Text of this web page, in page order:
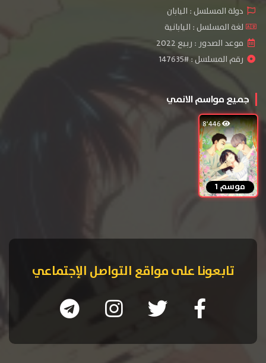
دولة المسلسل : اليابان
لغة المسلسل : اليابانية
موعد الصدور : ربيع 2022
رقم المسلسل : #147635
جميع مواسم الانمي
8٬446
موسم 1
تابعونا على مواقع التواصل الإجتماعي